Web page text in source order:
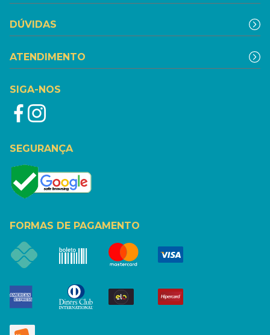
DÚVIDAS
ATENDIMENTO
SIGA-NOS
SEGURANÇA
FORMAS DE PAGAMENTO